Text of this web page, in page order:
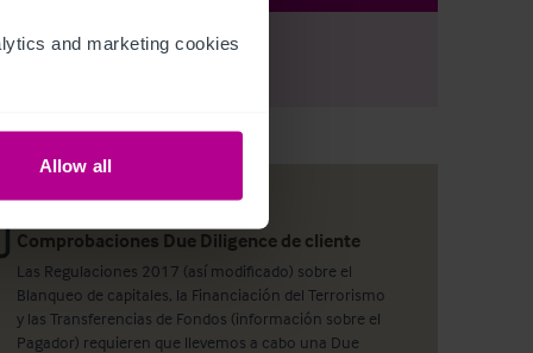
and marketing cookies
Allow all
Comprobaciones Due Diligence de cliente
Las Regulaciones 2017 (así modificado) sobre el
Blanqueo de capitales, la Financiación del Terrorismo
y las Transferencias de Fondos (información sobre el
Pagador) requieren que llevemos a cabo una Due